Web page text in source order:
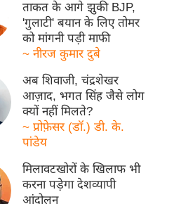
ताकत के आगे झुकी BJP,
'गुलाटी' बयान के लिए तोमर
को मांगनी पड़ी माफी
~ नीरज कुमार दुबे
अब शिवाजी, चंद्रशेखर
आज़ाद, भगत सिंह जैसे लोग
क्यों नहीं मिलते?
~ प्रोफ़ेसर (डॉ.) डी. के.
पांडेय
मिलावटखोरों के खिलाफ भी
करना पड़ेगा देशव्यापी
आंदोलन